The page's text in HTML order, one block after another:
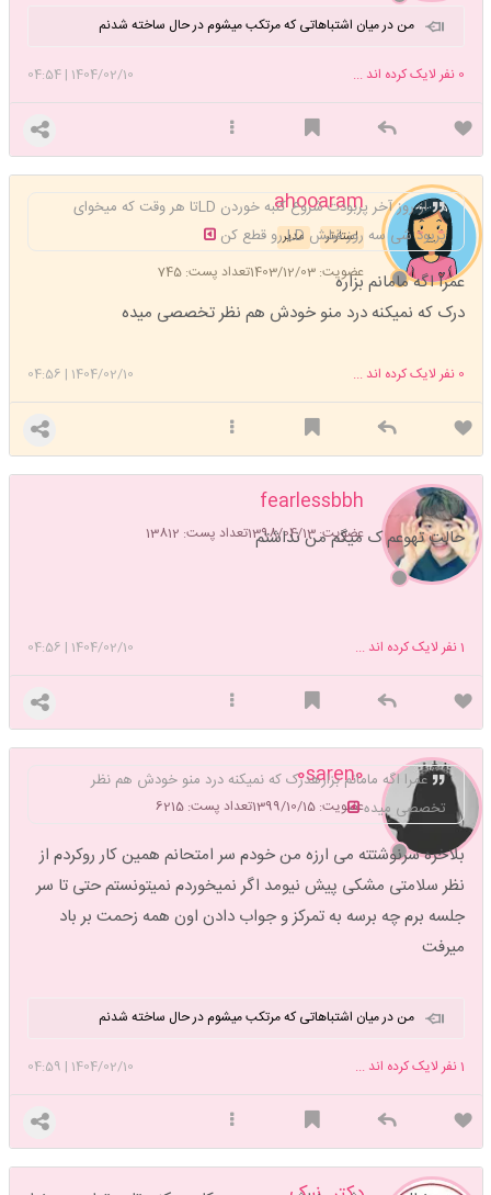
من در میان اشتباهاتی که مرتکب میشوم در حال ساخته شدنم
1404/02/10
|
04:54 0 نفر لایک کرده اند ...
ahooaram
مدیر استارتر
عضویت: 1403/12/03 تعداد پست: 745
از روز آخر پربودت شروع کنبه خوردن LDتا هر وقت که میخوای
پریود شی سه روز قبلش LD رو قطع کن
عمرا اگه مامانم بزاره
درک که نمیکنه درد منو خودش هم نظر تخصصی میده
1404/02/10
|
04:56 0 نفر لایک کرده اند ...
fearlessbbh
عضویت: 1398/04/13 تعداد پست: 13812
ال دی
حالت تهوعم ک میگم من نداشتم
1404/02/10
|
04:56 1نفر لایک کرده اند ...
0saren0
عضویت: 1399/10/15 تعداد پست: 6215
عمرا اگه مامانم بزارهدرک که نمیکنه درد منو خودش هم نظر
تخصصی میده
بلاخره سرنوشتته می ارزه من خودم سر امتحانم همین کار روکردم از
نظر سلامتی مشکی پیش نیومد اگر نمیخوردم نمیتونستم حتی تا سر
جلسه برم چه برسه به تمرکز و جواب دادن اون همه زحمت بر باد
میرفت
من در میان اشتباهاتی که مرتکب میشوم در حال ساخته شدنم
1404/02/10
|
04:59 1نفر لایک کرده اند ...